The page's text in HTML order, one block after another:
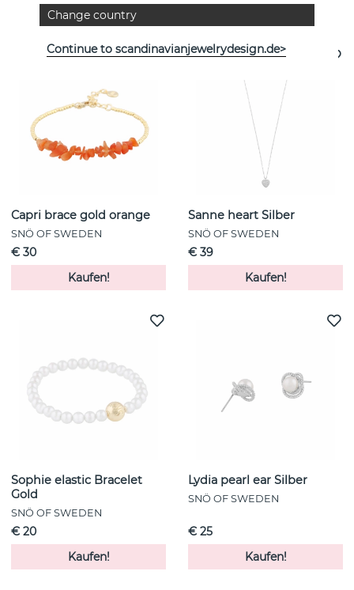
Weitere Artikel ansehen
Capri brace gold orange
SNÖ OF SWEDEN
€ 30
Kaufen!
Sanne heart Silber
SNÖ OF SWEDEN
€ 39
Kaufen!
Sophie elastic Bracelet
Gold
SNÖ OF SWEDEN
€ 20
Kaufen!
Lydia pearl ear Silber
SNÖ OF SWEDEN
€ 25
Kaufen!
Change country
Continue to scandinavianjewelrydesign.de>